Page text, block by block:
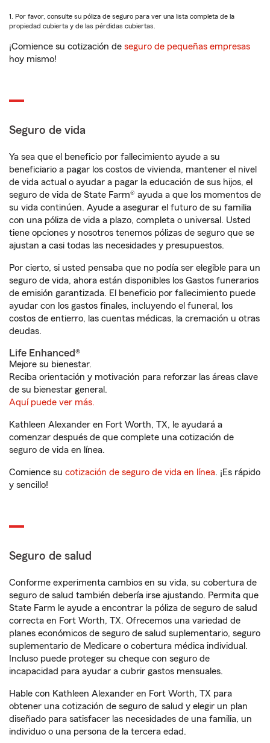
1. Por favor, consulte su póliza de seguro para ver una lista completa de la
propiedad cubierta y de las pérdidas cubiertas.
¡Comience su cotización de seguro de pequeñas empresas
hoy mismo!
Seguro de vida
Ya sea que el beneficio por fallecimiento ayude a su
beneficiario a pagar los costos de vivienda, mantener el nivel
de vida actual o ayudar a pagar la educación de sus hijos, el
seguro de vida de State Farm® ayuda a que los momentos de
su vida continúen. Ayude a asegurar el futuro de su familia
con una póliza de vida a plazo, completa o universal. Usted
tiene opciones y nosotros tenemos pólizas de seguro que se
ajustan a casi todas las necesidades y presupuestos.
Por cierto, si usted pensaba que no podía ser elegible para un
seguro de vida, ahora están disponibles los Gastos funerarios
de emisión garantizada. El beneficio por fallecimiento puede
ayudar con los gastos finales, incluyendo el funeral, los
costos de entierro, las cuentas médicas, la cremación u otras
deudas.
Life Enhanced®
Mejore su bienestar.
Reciba orientación y motivación para reforzar las áreas clave
de su bienestar general.
Aquí puede ver más.
Kathleen Alexander en Fort Worth, TX, le ayudará a
comenzar después de que complete una cotización de
seguro de vida en línea.
Comience su cotización de seguro de vida en línea. ¡Es rápido
y sencillo!
Seguro de salud
Conforme experimenta cambios en su vida, su cobertura de
seguro de salud también debería irse ajustando. Permita que
State Farm le ayude a encontrar la póliza de seguro de salud
correcta en Fort Worth, TX. Ofrecemos una variedad de
planes económicos de seguro de salud suplementario, seguro
suplementario de Medicare o cobertura médica individual.
Incluso puede proteger su cheque con seguro de
incapacidad para ayudar a cubrir gastos mensuales.
Hable con Kathleen Alexander en Fort Worth, TX para
obtener una cotización de seguro de salud y elegir un plan
diseñado para satisfacer las necesidades de una familia, un
individuo o una persona de la tercera edad.